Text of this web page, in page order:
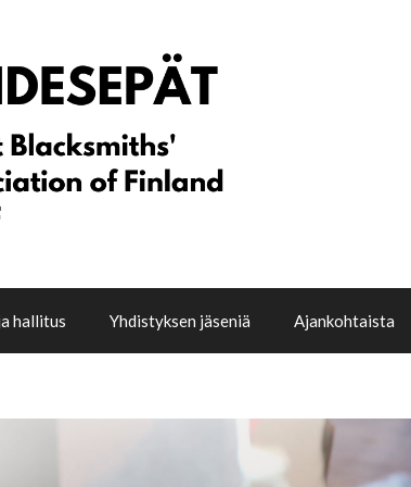
hallitus Yhdistyksen jäseniä Ajankohtaista